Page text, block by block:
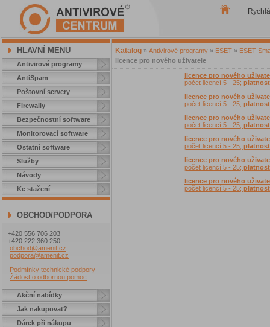
HLAVNÍ MENU
Antivirové programy
AntiSpam
Poštovní servery
Firewally
Bezpečnostní software
Monitorovací software
Ostatní software
Služby
Návody
Ke stažení
OBCHOD/PODPORA
+420 556 706 203
+420 222 360 250
obchod@amenit.cz
podpora@amenit.cz
Podmínky technické podpory
Žádost o odbornou pomoc
Akční nabídky
Jak nakupovat?
Dárek při nákupu
Katalog » Antivirové programy » ESET » ESET
licence pro nového uživatele
licence pro nového
počet licencí 5 - 25;
licence pro nového
počet licencí 5 - 25;
licence pro nového
počet licencí 5 - 25;
licence pro nového
počet licencí 5 - 25;
licence pro nového
počet licencí 5 - 25;
licence pro nového
počet licencí 5 - 25;